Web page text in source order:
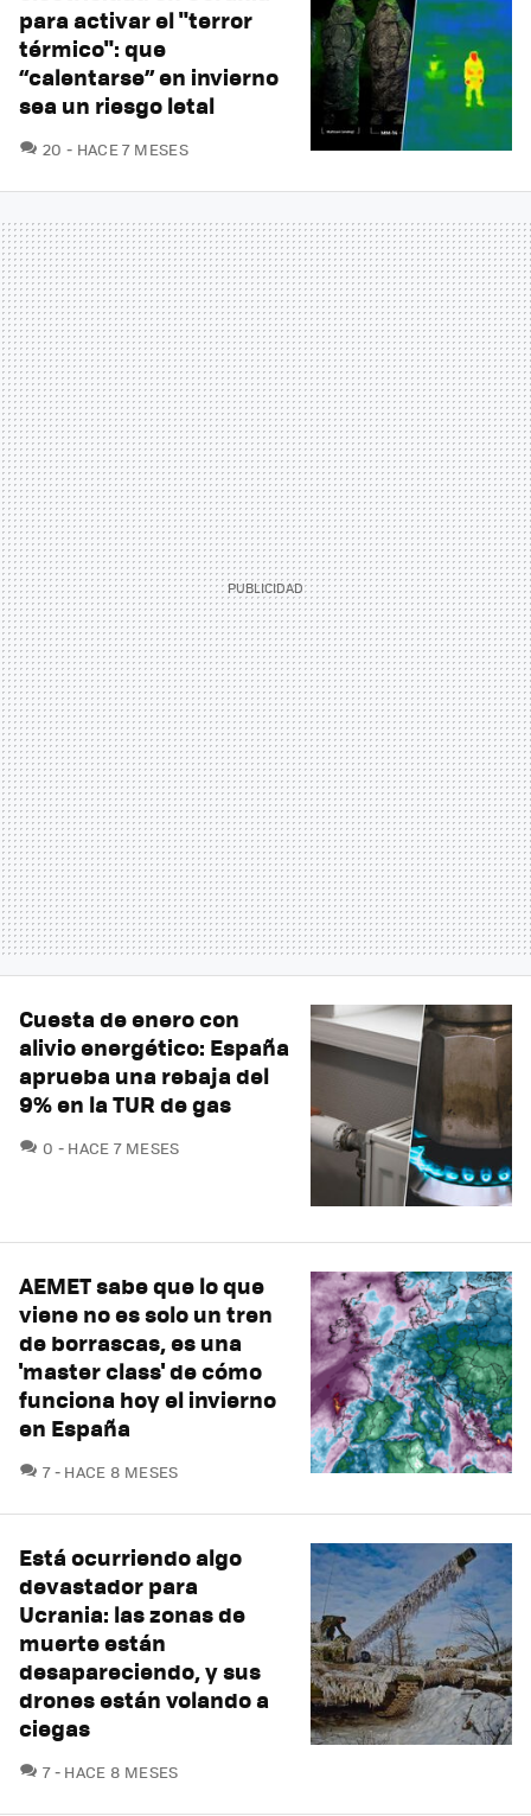
para activar el "terror
térmico": que
“calentarse” en invierno
sea un riesgo letal
20 COMENTARIOS
HACE 7 MESES
Cuesta de enero con
alivio energético: España
aprueba una rebaja del
9% en la TUR de gas
0 COMENTARIOS
HACE 7 MESES
AEMET sabe que lo que
viene no es solo un tren
de borrascas, es una
'master class' de cómo
funciona hoy el invierno
en España
7COMENTARIOS
HACE 8 MESES
Está ocurriendo algo
devastador para
Ucrania: las zonas de
muerte están
desapareciendo, y sus
drones están volando a
ciegas
7COMENTARIOS
HACE 8 MESES